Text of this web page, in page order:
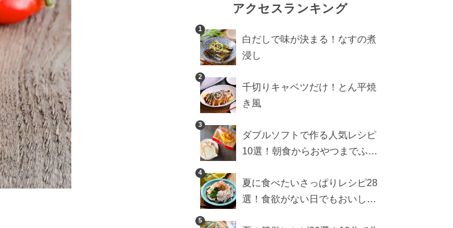
アクセスランキング
1
白だしで味が決まる！なすの煮
浸し
2
千切りキャベツだけ！とん平焼
き風
3
ダブルソフトで作る人気レシピ
10選！朝食からおやつまでふん
4
夏に食べたいさっぱりレシピ28
選！食欲がない日でもおいしい
5